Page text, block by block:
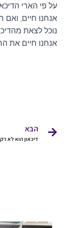
על פי הארי
אנחנו חיים, ואם
נוכל לצאת
אנחנו חיים את
הבא
דיכאון הוא לא